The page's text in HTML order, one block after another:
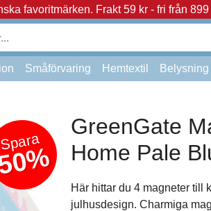
favoritmärken. Frakt 59 kr - fri från 899
Småförvaring Hemtextil Belysning
Spara
GreenGate
Home Pale
Här hittar du 4 magneter till
julhusdesign. Charmiga